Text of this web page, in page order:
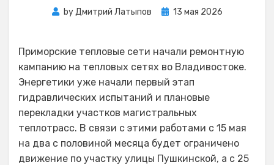
byДмитрий Латыпов
Posted
13 мая 2026
Приморские тепловые сети начали ремонтную
кампанию на тепловых сетях во Владивостоке.
Энергетики уже начали первый этап
гидравлических испытаний и плановые
перекладки участков магистральных
теплотрасс. В связи с этими работами с 15 мая
на два с половиной месяца будет ограничено
движение по участку улицы Пушкинской, а с 25